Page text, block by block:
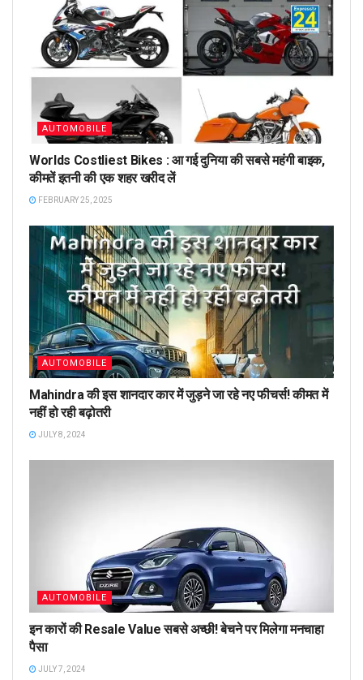
AUTOMOBILE
Worlds Costliest Bikes : आ गई दुनिया की सबसे महंगी बाइक,
कीमतें इतनी की एक शहर खरीद लें
FEBRUARY 25, 2025
AUTOMOBILE
Mahindra की इस शानदार कार में जुड़ने जा रहे नए फीचर्स! कीमत में
नहीं हो रही बढ़ोतरी
JULY 8, 2024
AUTOMOBILE
इन कारों की Resale Value सबसे अच्छी! बेचने पर मिलेगा मनचाहा
पैसा
JULY 7, 2024